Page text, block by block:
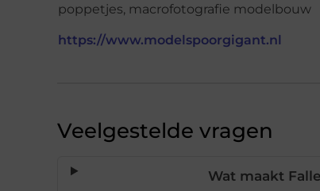
poppetjes, macrofotografie modelbouw
https://www.modelspoorgigant.nl
Veelgestelde vragen
Wat maakt